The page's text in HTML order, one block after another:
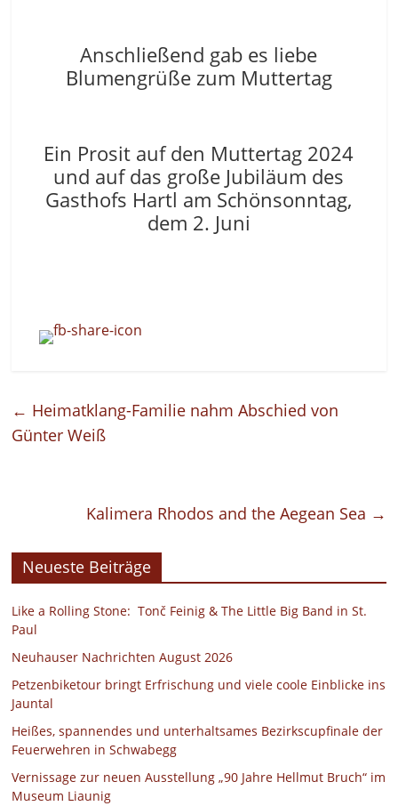
Anschließend gab es liebe
Blumengrüße zum Muttertag
Ein Prosit auf den Muttertag 2024
und auf das große Jubiläum des
Gasthofs Hartl am Schönsonntag,
dem 2. Juni
← Heimatklang-Familie nahm Abschied von
Günter Weiß
Kalimera Rhodos and the Aegean Sea →
Neueste Beiträge
Like a Rolling Stone: Tonč Feinig & The Little Big Band in St.
Paul
Neuhauser Nachrichten August 2026
Petzenbiketour bringt Erfrischung und viele coole Einblicke ins
Jauntal
Heißes, spannendes und unterhaltsames Bezirkscupfinale der
Feuerwehren in Schwabegg
Vernissage zur neuen Ausstellung „90 Jahre Hellmut Bruch“ im
Museum Liaunig